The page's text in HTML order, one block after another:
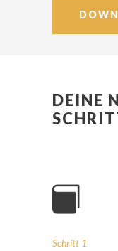
DEINE
Schritt 1